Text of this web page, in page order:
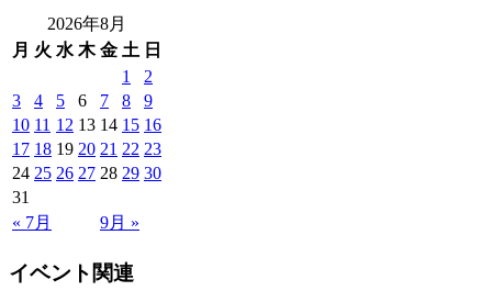
2026年8月
月 火 水 木 金 土 日
« 7月 9月 »
1
2
3
4 5 6 7 8
9
10 11 12 13 14 15 16
17 18 19 20 21 22 23
24 25 26 27 28 29 30
31
イベント関連